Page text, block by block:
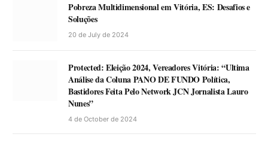
Pobreza Multidimensional em Vitória, ES: Desafios e
Soluções
20 de July de 2024
Protected: Eleição 2024, Vereadores Vitória: “Ultima
Análise da Coluna PANO DE FUNDO Política,
Bastidores Feita Pelo Network JCN Jornalista Lauro
Nunes”
4 de October de 2024